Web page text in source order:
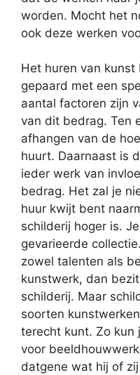
worden. Mocht het
ook deze werken
Het huren van
gepaard met een
aantal factoren zijn
van dit bedrag. Ten
afhangen van de
huurt. Daarnaast is
ieder werk van
bedrag. Het zal je
huur kwijt bent
schilderij hoger is.
gevarieerde
zowel talenten als
kunstwerk, dan
schilderij. Maar
soorten
terecht kunt. Zo kun
voor
datgene wat hij of